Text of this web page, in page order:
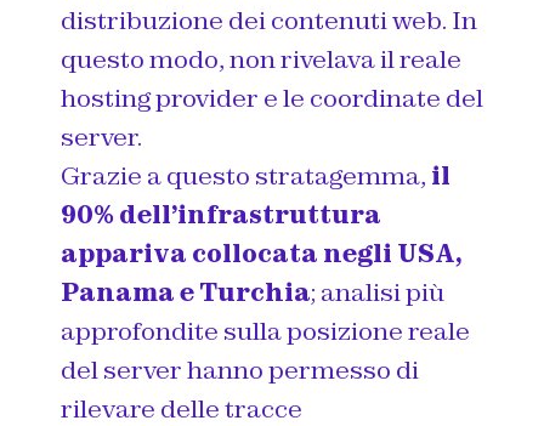
distribuzione dei contenuti web. In
questo modo, non rivelava il reale
hosting provider e le coordinate del
server.
Grazie a questo stratagemma, il
90% dell’infrastruttura
appariva collocata negli USA,
Panama e Turchia; analisi più
approfondite sulla posizione reale
del server hanno permesso di
rilevare delle tracce